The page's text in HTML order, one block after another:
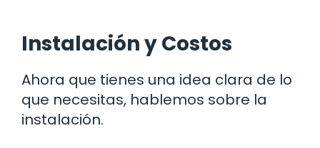
Instalación y Costos
Ahora que tienes una idea clara de lo
que necesitas, hablemos sobre la
instalación.